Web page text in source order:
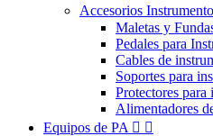
Accesorios
Maletas y
Pedales para
Cables de
Soportes para
Protectores para
Alimentadores
Equipos de PA  